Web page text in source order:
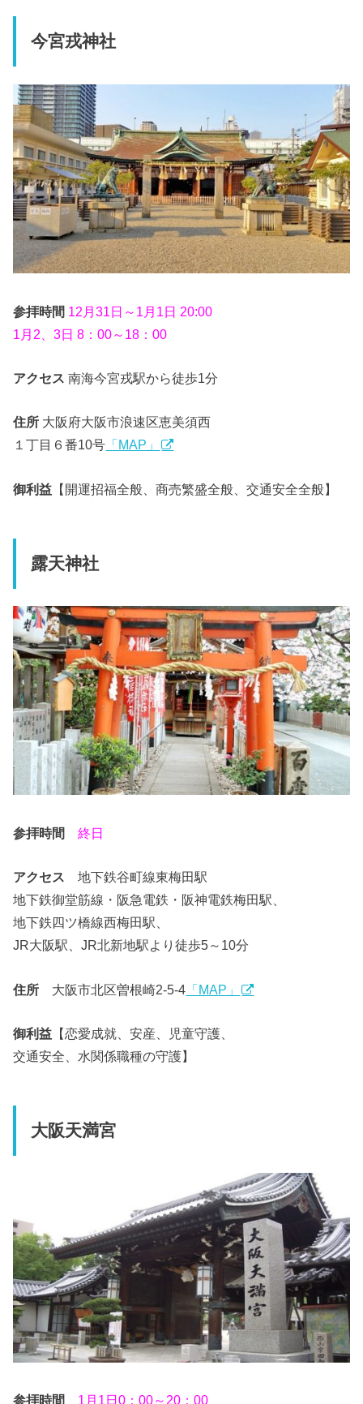
今宮戎神社
参拝時間 12月31日～1月1日 20:00
1月2、3日 8：00～18：00
アクセス南海今宮戎駅から徒歩1分
住所 大阪府大阪市浪速区恵美須西
１丁目６番10号 「MAP」
御利益 【開運招福全般、商売繁盛全般、交通安全全般】
露天神社
参拝時間終日
アクセス地下鉄谷町線東梅田駅
地下鉄御堂筋線・阪急電鉄・阪神電鉄梅田駅、
地下鉄四ツ橋線西梅田駅、
JR大阪駅、JR北新地駅より徒歩5～10分
住所 大阪市北区曽根崎2-5-4 「MAP」
御利益 【恋愛成就、安産、児童守護、
交通安全、水関係職種の守護】
大阪天満宮
参拝時間 1月1日0：00～20：00